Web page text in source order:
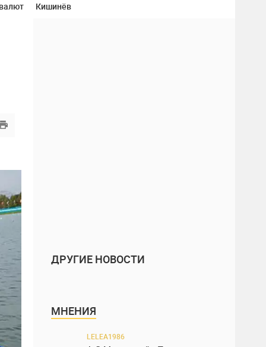
Кишинёв
ДРУГИЕ НОВОСТИ
МНЕНИЯ
LELEA1986